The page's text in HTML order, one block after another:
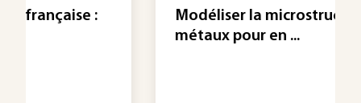
Modéliser la microstructure des
métaux pour en ...